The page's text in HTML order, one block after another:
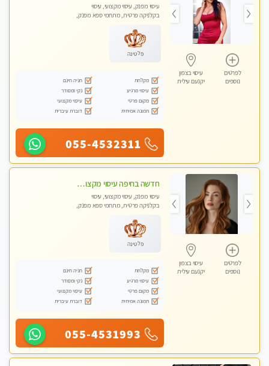
לפרטים
נוספים
עיסוי בצפון
יקנעם עילית
עיסוי מפנק, עיסוי מקצועי, עיסוי
בקלניקה פרטית, מתחמי ספא מפנק,
פלטינה
מקלחת
חניה חינם
עיסוי מרגיע
נקי ומסודר
מקום פרטי
עיסוי מקצועי
תמונה אמיתית
דוברת עיברית
055-4532311
לפרטים
נוספים
עיסוי בצפון
יקנעם עילית
חדשה בחיפה עיסוי מקצועי מזמינה אותך למסאז' באווירה נעימה ומרגיע לנפש.+ אבנים חמות וכוסות רוח מומלץ מאוד
עיסוי מפנק, עיסוי מקצועי, עיסוי
בקלניקה פרטית, מתחמי ספא מפנק,
פלטינה
מקלחת
חניה חינם
עיסוי מרגיע
נקי ומסודר
מקום פרטי
עיסוי מקצועי
תמונה אמיתית
דוברת עיברית
055-4531993